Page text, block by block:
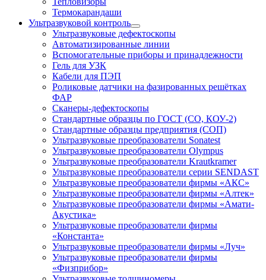
Термокарандаши
Ультразвуковой контроль
Ультразвуковые дефектоскопы
Автоматизированные линии
Вспомогательные приборы и принадлежности
Гель для УЗК
Кабели для ПЭП
Роликовые датчики на фазированных решётках
ФАР
Сканеры-дефектоскопы
Стандартные образцы по ГОСТ (СО, КОУ-2)
Стандартные образцы предприятия (СОП)
Ультразвуковые преобразователи Sonatest
Ультразвуковые преобразователи Olympus
Ультразвуковые преобразователи Krautkramer
Ультразвуковые преобразователи серии SENDAST
Ультразвуковые преобразователи фирмы «АКС»
Ультразвуковые преобразователи фирмы «Алтек»
Ультразвуковые преобразователи фирмы «Амати-
Акустика»
Ультразвуковые преобразователи фирмы
«Константа»
Ультразвуковые преобразователи фирмы «Луч»
Ультразвуковые преобразователи фирмы
«Физприбор»